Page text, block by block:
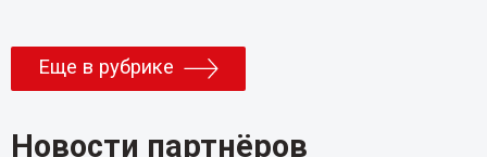
Еще в рубрике
Новости партнёров